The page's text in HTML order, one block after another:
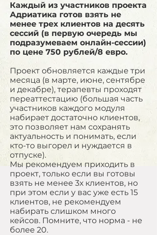
Каждый из участников проекта
Адриатика готов взять не
менее трех клиентов на десять
сессий (в первую очередь мы
подразумеваем онлайн-сессии)
по цене 750 рублей/8 евро.
Проект обновляется каждые три
месяца (в марте, июне, сентябре
и декабре), терапевты проходят
переаттестацию (большая часть
участников каждого модуля
набирает достаточно клиентов,
это позволяет нам сохранять
актуальность и понимать, если
кто-то выгорел и нуждается в
отпуске).
Мы рекомендуем приходить в
проект, только если вы готовы
взять не менее 3х клиентов, но
при этом если у вас уже есть 15
клиентов, не рекомендуем
набирать слишком много
кейсов. Помните, что норма - не
более 20.